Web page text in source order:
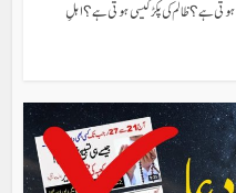
ہے؟ ظالم کی پکڑ کیسی ہوتی ہے؟ اہلِ